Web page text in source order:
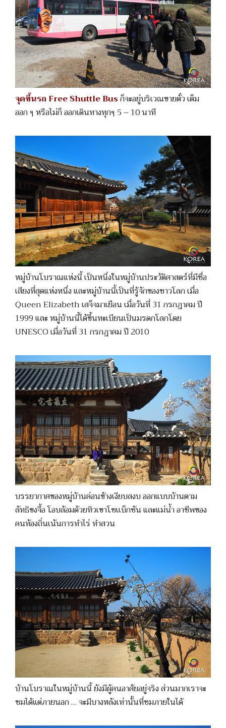
จุดขึ้นรถ Free Shuttle Busก็จะอยู่บริเวณขายตั๋ว เต็ม
ออก ๆ หรือไม่ก็ ออกเดินทางทุกๆ 5 – 10 นาที
หมู่บ้านโบราณแห่งนี้ เป็นหนึ่งในหมู่บ้านประวัติศาสตร์ที่มีชื่อ
เสียงที่สุดแห่งหนึ่ง และหมู่บ้านนี้เป็นที่รู้จักของชาวโลก เมื่อ
Queen Elizabeth เสจ็จมาเยือน เมื่อวันที่ 31 กรกฎาคม ปี
1999 และ หมู่บ้านนี้ได้ขึ้นทะเบียนเป็นมรดกโลกโดย
UNESCO เมื่อวันที่ 31 กรกฎาคม ปี 2010
บรรยากาศของหมู่บ้านค่อนข้างเงียบสงบ ออกแบบบ้านตาม
ลัทธิขงจื้อ โอบล้อมด้วยทิวเขาโซเเบ็กซัน และแม่น้ำ อาชีพของ
คนท้องถิ่นเน้นการทำไร่ ทำสวน
บ้านโบราณในหมู่บ้านนี้ ยังมีผู้คนอาศัยอยู่จริง ส่วนมากเราจะ
ชมได้แต่ภายนอก … จะมีบางหลังเท่านั้นที่ชมภายในได้